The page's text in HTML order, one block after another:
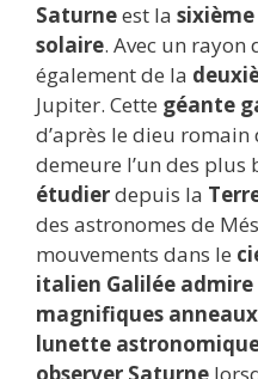
Saturneest la
solaire. Avec un rayon
également de la
Jupiter. Cette géante
d’après le dieu romain
demeure l’un des plus
étudierdepuis la
des astronomes de
mouvements dans le
italien Galilée admire
magnifiques anneaux
lunette